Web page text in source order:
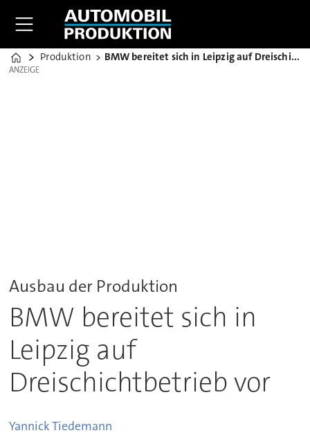
Home
Produktion BMW bereitet sich in Leipzig auf Dreischichtbetrieb vor
ANZEIGE
ANZEIGE
Ausbau der Produktion
BMW bereitet sich in
Leipzig auf
Dreischichtbetrieb vor
YannickTiedemann